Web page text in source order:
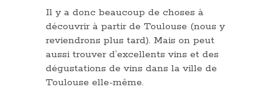
Il y a donc beaucoup de choses à
découvrir à partir de Toulouse (nous y
reviendrons plus tard). Mais on peut
aussi trouver d’excellents vins et des
dégustations de vins dans la ville de
Toulouse elle-même.